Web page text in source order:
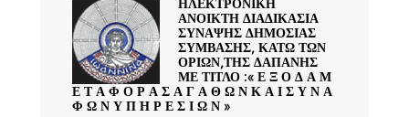
ΗΛΕΚΤΡΟΝΙΚΗ
ΑΝΟΙΚΤΗ ΔΙΑΔΙΚΑΣΙΑ
ΣΥΝΑΨΗΣ ΔΗΜΟΣΙΑΣ
ΣΥΜΒΑΣΗΣ, ΚΑΤΩ ΤΩΝ
ΟΡΙΩΝ,ΤΗΣ ΔΑΠΑΝΗΣ
ΜΕ ΤΙΤΛΟ :« Ε Ξ Ο Δ Α Μ
Ε Τ Α Φ Ο Ρ Α Σ Α Γ Α Θ Ω Ν Κ Α Ι Σ Υ Ν Α
Φ Ω Ν Υ Π Η Ρ Ε Σ Ι Ω Ν »